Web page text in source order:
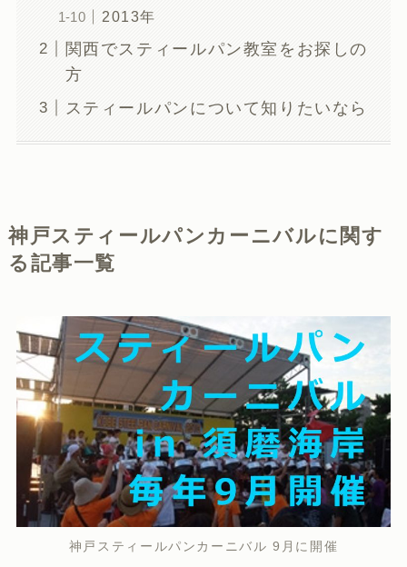
2013年
関西でスティールパン教室をお探しの
方
スティールパンについて知りたいなら
神戸スティールパンカーニバルに関す
る記事一覧
神戸スティールパンカーニバル 9月に開催